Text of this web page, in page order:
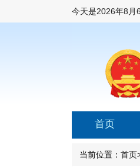
今天是2026年8月
首页
当前位置： 首页